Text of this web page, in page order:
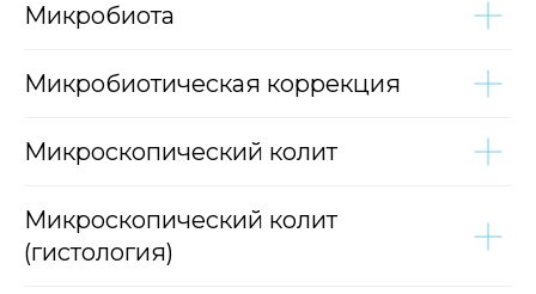
Микробиота
Микробиотическая коррекция
Микроскопический колит
Микроскопический колит
(гистология)